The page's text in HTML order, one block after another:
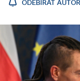
ODEBÍRAT